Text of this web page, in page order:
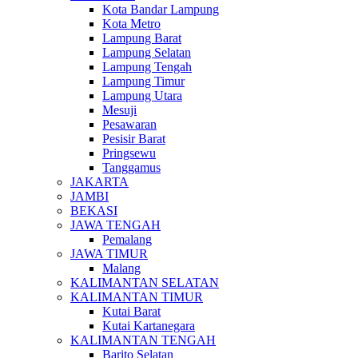
Kota Bandar Lampung
Kota Metro
Lampung Barat
Lampung Selatan
Lampung Tengah
Lampung Timur
Lampung Utara
Mesuji
Pesawaran
Pesisir Barat
Pringsewu
Tanggamus
JAKARTA
JAMBI
BEKASI
JAWA TENGAH
Pemalang
JAWA TIMUR
Malang
KALIMANTAN SELATAN
KALIMANTAN TIMUR
Kutai Barat
Kutai Kartanegara
KALIMANTAN TENGAH
Barito Selatan